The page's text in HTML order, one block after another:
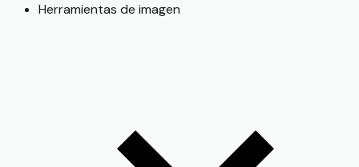
Herramientas de imagen